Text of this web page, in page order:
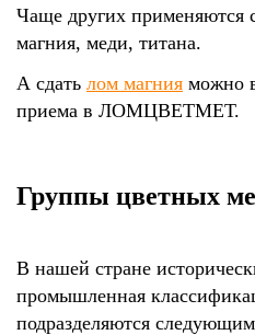
Чаще других применяются
магния, меди, титана.
А сдать лом магния можно
приема в ЛОМЦВЕТМЕТ.
Группы цветных
В нашей стране
промышленная
подразделяются